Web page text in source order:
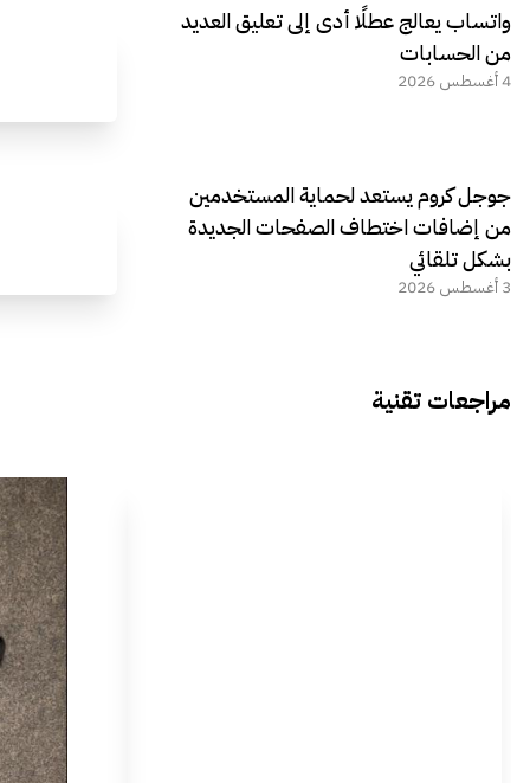
واتساب يعالج عطلًا أدى إلى تعليق العديد
من الحسابات
4 أغسطس 2026
جوجل كروم يستعد لحماية المستخدمين
من إضافات اختطاف الصفحات الجديدة
بشكل تلقائي
3 أغسطس 2026
مراجعات تقنية